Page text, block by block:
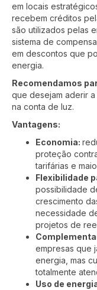
em locais
recebem créditos
são utilizados pelas
sistema de
em descontos que
energia.
Recomendamos
que desejam aderir
na conta de luz.
Vantagens:
Economia:
proteção
tarifárias e
Flexibilidade
possibilidade
crescimento
necessidade
projetos de
empresas que
energia, mas
totalmente
Uso de